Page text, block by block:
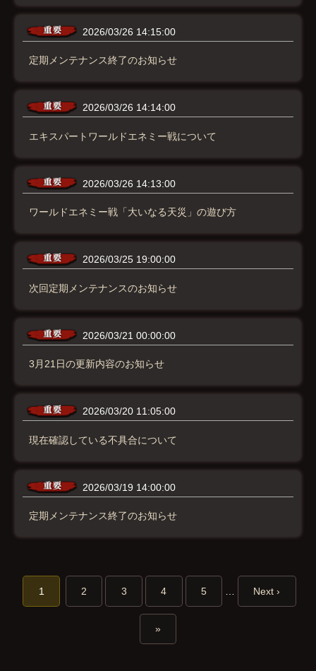
2026/03/26 14:15:00
定期メンテナンス終了のお知らせ
2026/03/26 14:14:00
エキスパートワールドエネミー戦について
2026/03/26 14:13:00
ワールドエネミー戦「大いなる天災」の遊び方
2026/03/25 19:00:00
次回定期メンテナンスのお知らせ
2026/03/21 00:00:00
3月21日の更新内容のお知らせ
2026/03/20 11:05:00
現在確認している不具合について
2026/03/19 14:00:00
定期メンテナンス終了のお知らせ
1 2 3 4 5 Next ›
»